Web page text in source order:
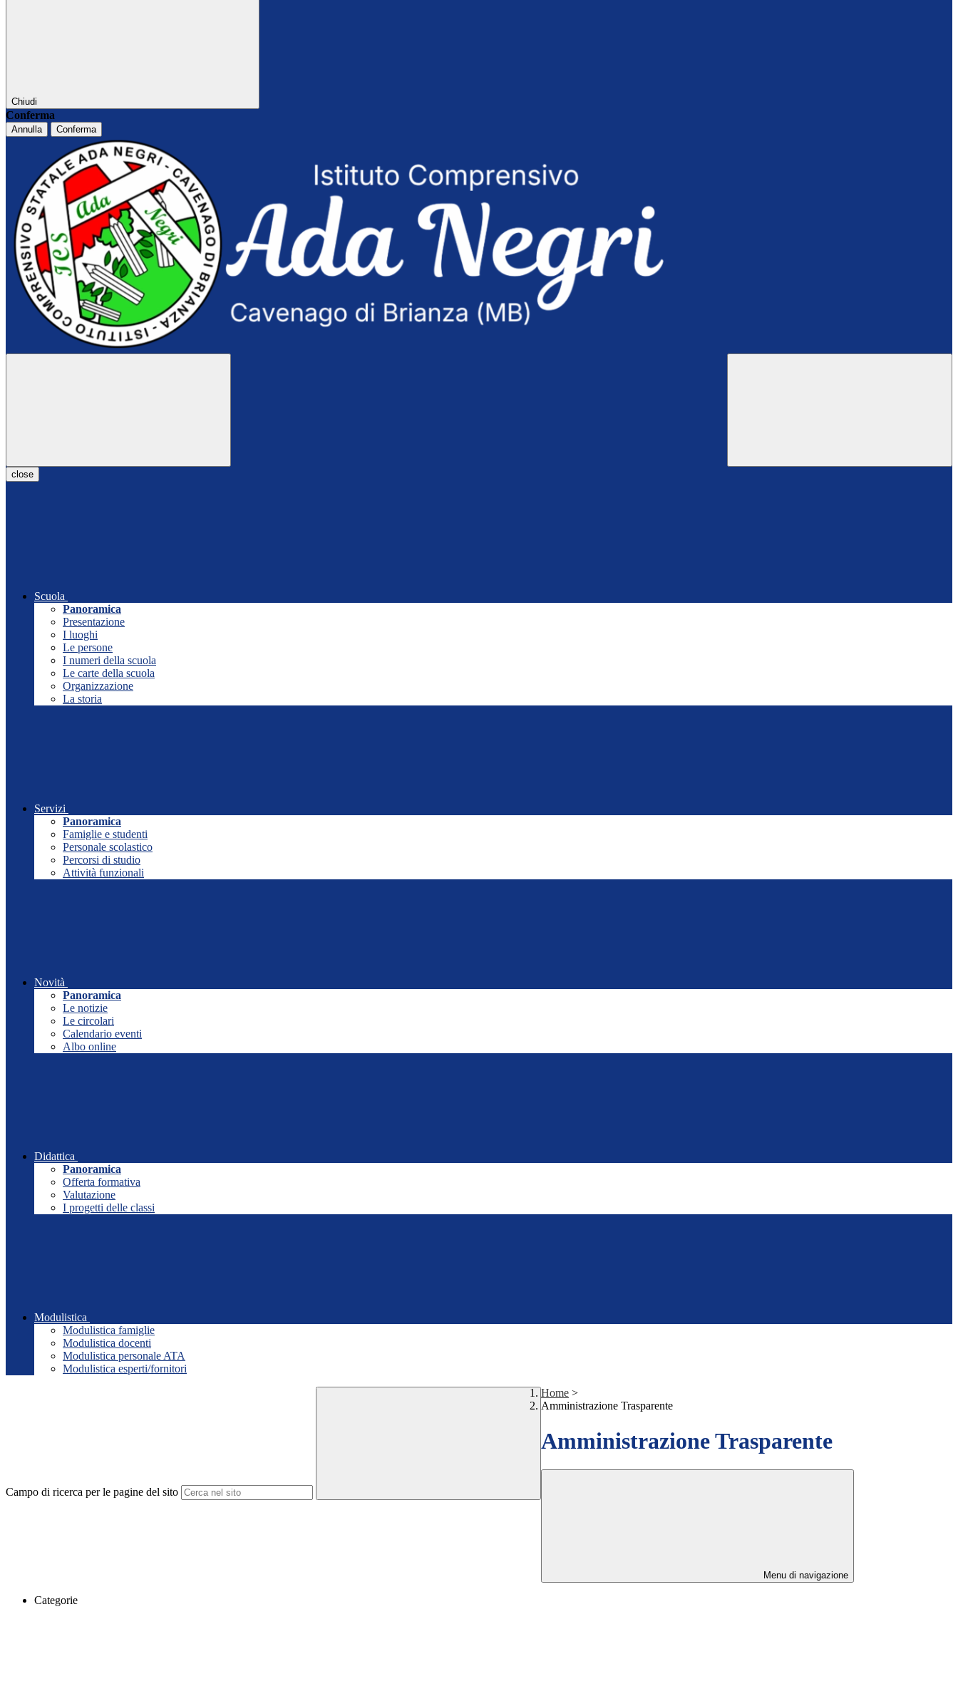
Chiudi
Conferma
Annulla Conferma
close
Scuola
Panoramica
Presentazione
I luoghi
Le persone
I numeri della scuola
Le carte della scuola
Organizzazione
La storia
Servizi
Panoramica
Famiglie e studenti
Personale scolastico
Percorsi di studio
Attività funzionali
Novità
Panoramica
Le notizie
Le circolari
Calendario eventi
Albo online
Didattica
Panoramica
Offerta formativa
Valutazione
I progetti delle classi
Modulistica
Modulistica famiglie
Modulistica docenti
Modulistica personale ATA
Modulistica esperti/fornitori
Campo di ricerca per le pagine del sito
Home >
Amministrazione Trasparente
Amministrazione Trasparente
Menu di navigazione
Categorie